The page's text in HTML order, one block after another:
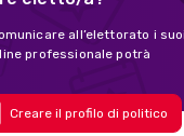
all’elettorato i suoi
professionale potrà
Creare il profilo di politico